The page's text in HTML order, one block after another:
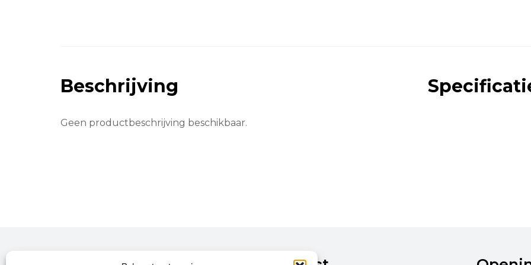
Beschrijving
Geen productbeschrijving beschikbaar.